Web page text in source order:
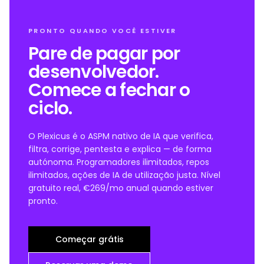
PRONTO QUANDO VOCÊ ESTIVER
Pare de pagar por
desenvolvedor.
Comece a fechar o
ciclo.
O Plexicus é o ASPM nativo de IA que verifica,
filtra, corrige, pentesta e explica — de forma
autónoma. Programadores ilimitados, repos
ilimitados, ações de IA de utilização justa. Nível
gratuito real, €269/mo anual quando estiver
pronto.
Começar grátis